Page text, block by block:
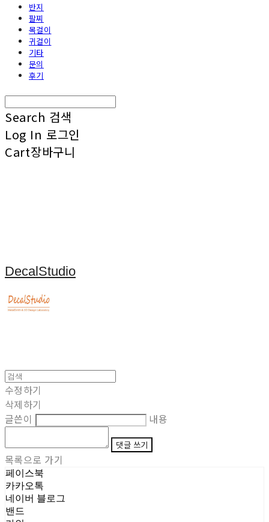
반지
팔찌
목걸이
귀걸이
기타
문의
후기
Search 검색
Log In 로그인
Cart장바구니
DecalStudio
수정하기
삭제하기
글쓴이
내용
댓글 쓰기
목록으로 가기
페이스북
카카오톡
네이버 블로그
밴드